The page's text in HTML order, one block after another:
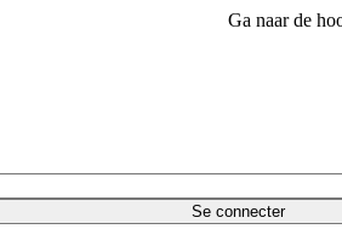
Ga naar de
Se connecter